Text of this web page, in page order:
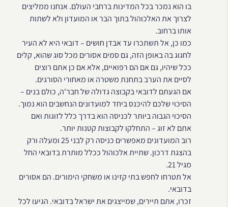
בו הוא נמכר בכל המדינות ברחבי העולם. אנחנו ממליצים
לצרוך את האלכוהול בתוך הבר או המועדון ולא לשתות
אותו ברחוב.
כמו כן, אל תשתכרו עד אבדן חושים – דובאי היא לא העיר
לחגוג בה באופן הזה, גם סמים אסורים מכל סוג שהוא, קלים
ככל שיהיו, גם אם הם רפואיים, אלא אם כן אתם רוצים
לסיים את הערב בתחנת משטרה או מאחורי הסורגים.
אם הגעתם לדובאי בקבוצה גדולה של חבר'ה, כולם בנים –
הסיכוי שלכם להיכנס ביחד למועדונים הנחשבים הוא נמוך.
הסיכוי הגבוה ביותר לכניסה הוא בדרך כלל לזוגות ואם
אתם לא זוג – התחלקו לקבוצות קטנות יותר.
רוב המועדונים מאפשרים כניסה רק לבני 25 ומעלה ורק
בהצגת דרכון. שתיית אלכוהול ככלל מותרת בדובאי החל
מגיל 21.
אל תטרחו לחפש בתי קזינו או משחקי הימורים. הם אסורים
בדובאי.
זכרו, אתם תיירים, שמייצגים את ישראל בדובאי. הגיעו לכל